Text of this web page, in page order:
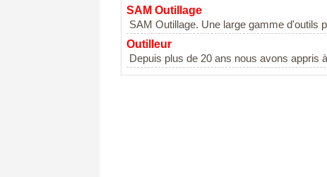
SAM Outillage
SAM Outillage. Une large gamme d'outils
Outilleur
Depuis plus de 20 ans nous avons appris